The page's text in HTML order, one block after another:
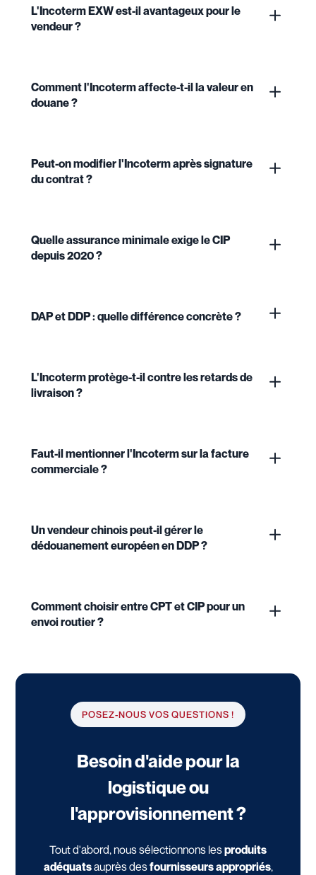
L'Incoterm EXW est-il avantageux pour le
vendeur ?
Comment l'Incoterm affecte-t-il la valeur en
douane ?
Peut-on modifier l'Incoterm après signature
du contrat ?
Quelle assurance minimale exige le CIP
depuis 2020 ?
DAP et DDP : quelle différence concrète ?
L'Incoterm protège-t-il contre les retards de
livraison ?
Faut-il mentionner l'Incoterm sur la facture
commerciale ?
Un vendeur chinois peut-il gérer le
dédouanement européen en DDP ?
Comment choisir entre CPT et CIP pour un
envoi routier ?
POSEZ-NOUS VOS QUESTIONS !
Besoin d'aide pour la
logistique ou
l'approvisionnement ?
Tout d'abord, nous sélectionnons lesproduits
adéquatsauprès desfournisseurs appropriés,